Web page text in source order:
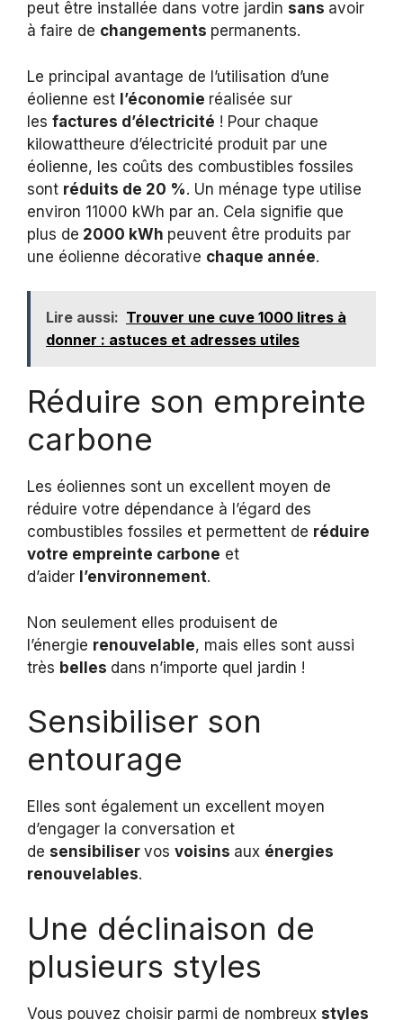
peut être installée dans votre jardin sans avoir
à faire de changements permanents.
Le principal avantage de l’utilisation d’une
éolienne est l’économie réalisée sur
les factures d’électricité ! Pour chaque
kilowattheure d’électricité produit par une
éolienne, les coûts des combustibles fossiles
sont réduits de 20 %. Un ménage type utilise
environ 11000 kWh par an. Cela signifie que
plus de 2000 kWh peuvent être produits par
une éolienne décorative chaque année.
Lire aussi: Trouver une cuve 1000 litres à
donner : astuces et adresses utiles
Réduire son empreinte
carbone
Les éoliennes sont un excellent moyen de
réduire votre dépendance à l’égard des
combustibles fossiles et permettent de réduire
votre empreinte carbone et
d’aider l’environnement.
Non seulement elles produisent de
l’énergie renouvelable, mais elles sont aussi
très belles dans n’importe quel jardin !
Sensibiliser son
entourage
Elles sont également un excellent moyen
d’engager la conversation et
de sensibiliser vos voisins aux énergies
renouvelables.
Une déclinaison de
plusieurs styles
Vous pouvez choisir parmi de nombreux styles